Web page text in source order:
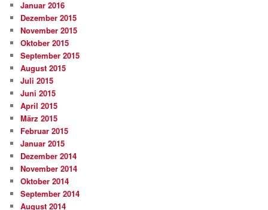
Januar 2016
Dezember 2015
November 2015
Oktober 2015
September 2015
August 2015
Juli 2015
Juni 2015
April 2015
März 2015
Februar 2015
Januar 2015
Dezember 2014
November 2014
Oktober 2014
September 2014
August 2014